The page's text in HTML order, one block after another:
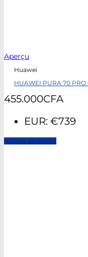
Aperçu
Huawei
HUAWEI PURA 70 PRO
455.000CFA
EUR: €739
Ajouter au panier